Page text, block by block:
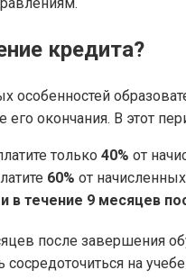
кредита?
особенностей
окончания. В этот
только 40% от
60% от
в течение 9 месяцев
после завершения
сосредоточиться на